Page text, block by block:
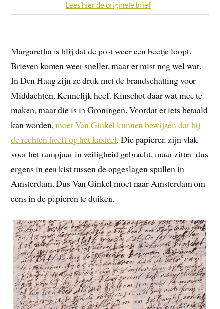
Lees hier de originele brief
Margaretha is blij dat de post weer een beetje loopt.
Brieven komen weer sneller, maar er mist nog wel wat.
In Den Haag zijn ze druk met de brandschatting voor
Middachten. Kennelijk heeft Kinschot daar wat mee te
maken, maar die is in Groningen. Voordat er iets betaald
kan worden,moet Van Ginkel kunnen bewijzen dat hij
de rechten heeft op het kasteel. Die papieren zijn vlak
voor het rampjaar in veiligheid gebracht, maar zitten dus
ergens in een kist tussen de opgeslagen spullen in
Amsterdam. Dus Van Ginkel moet naar Amsterdam om
eens in de papieren te duiken.